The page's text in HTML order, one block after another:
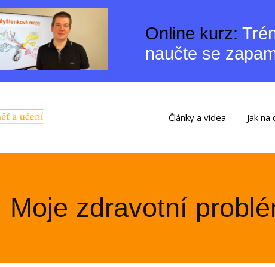
Online kurz:
naučte se
Články a videa Jak na
Moje zdravotní